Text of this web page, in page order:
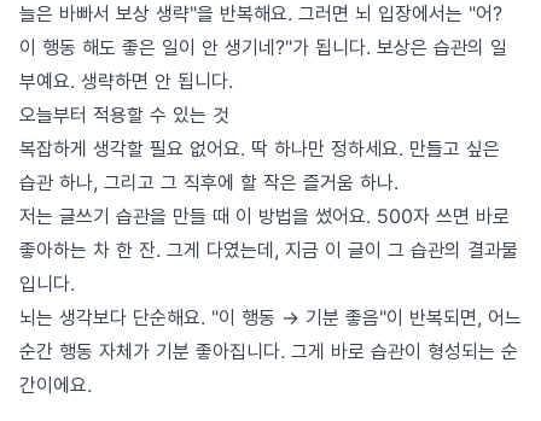
늘은 바빠서 보상 생략"을 반복해요. 그러면 뇌 입장에서는 "어?
이 행동 해도 좋은 일이 안 생기네?"가 됩니다. 보상은 습관의 일
부예요. 생략하면 안 됩니다.
오늘부터 적용할 수 있는 것
복잡하게 생각할 필요 없어요. 딱 하나만 정하세요. 만들고 싶은
습관 하나, 그리고 그 직후에 할 작은 즐거움 하나.
저는 글쓰기 습관을 만들 때 이 방법을 썼어요. 500자 쓰면 바로
좋아하는 차 한 잔. 그게 다였는데, 지금 이 글이 그 습관의 결과물
입니다.
뇌는 생각보다 단순해요. "이 행동 → 기분 좋음"이 반복되면, 어느
순간 행동 자체가 기분 좋아집니다. 그게 바로 습관이 형성되는 순
간이에요.